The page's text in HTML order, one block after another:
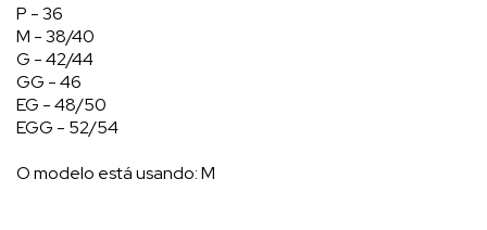
P - 36
M - 38/40
G - 42/44
GG - 46
EG - 48/50
EGG - 52/54
O modelo está usando: M